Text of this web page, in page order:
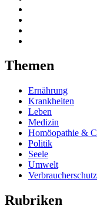
Themen
Ernährung
Krankheiten
Leben
Medizin
Homöopathie &
Politik
Seele
Umwelt
Verbraucherschutz
Rubriken